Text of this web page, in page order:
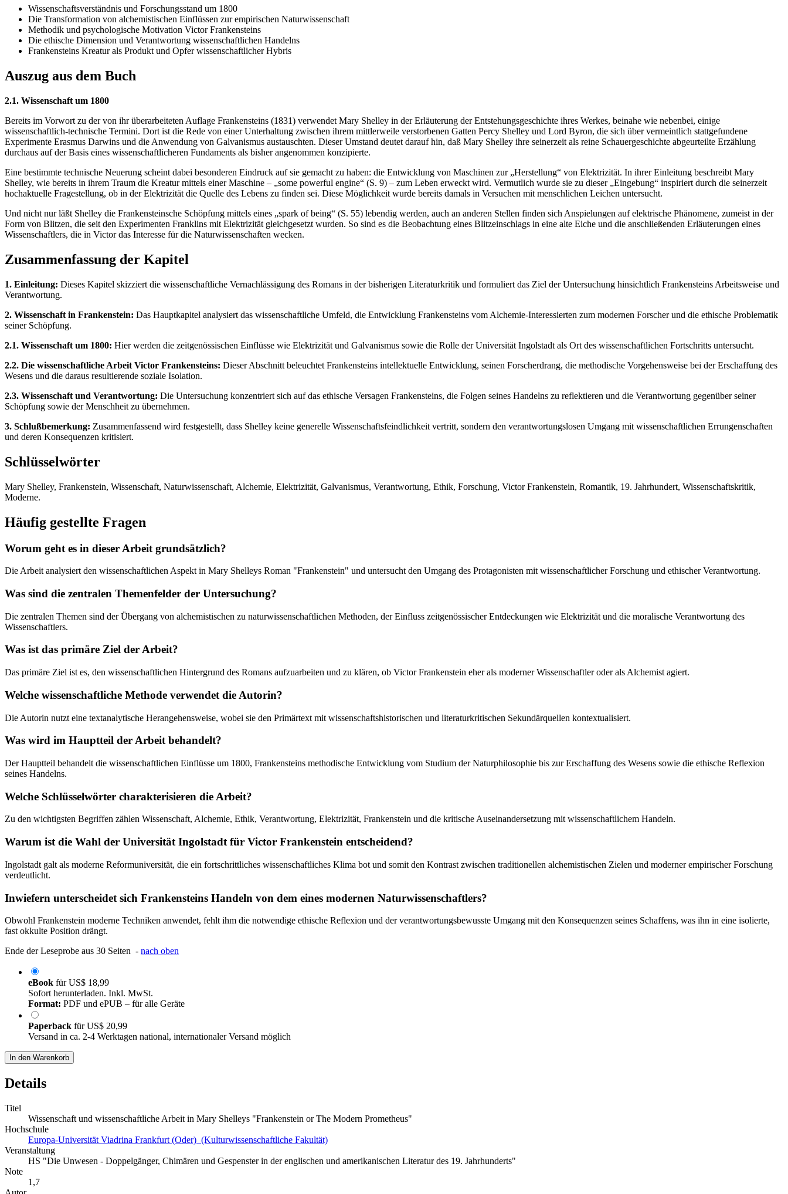
Wissenschaftsverständnis und Forschungsstand um 1800
Die Transformation von alchemistischen Einflüssen zur empirischen Naturwissenschaft
Methodik und psychologische Motivation Victor Frankensteins
Die ethische Dimension und Verantwortung wissenschaftlichen Handelns
Frankensteins Kreatur als Produkt und Opfer wissenschaftlicher Hybris
Auszug aus dem Buch
2.1. Wissenschaft um 1800
Bereits im Vorwort zu der von ihr überarbeiteten Auflage Frankensteins (1831) verwendet Mary Shelley in der Erläuterung der Entstehungsgeschichte ihres Werkes, beinahe wie nebenbei, einige
wissenschaftlich-technische Termini. Dort ist die Rede von einer Unterhaltung zwischen ihrem mittlerweile verstorbenen Gatten Percy Shelley und Lord Byron, die sich über vermeintlich stattgefundene
Experimente Erasmus Darwins und die Anwendung von Galvanismus austauschten. Dieser Umstand deutet darauf hin, daß Mary Shelley ihre seinerzeit als reine Schauergeschichte abgeurteilte Erzählung
durchaus auf der Basis eines wissenschaftlicheren Fundaments als bisher angenommen konzipierte.
Eine bestimmte technische Neuerung scheint dabei besonderen Eindruck auf sie gemacht zu haben: die Entwicklung von Maschinen zur „Herstellung“ von Elektrizität. In ihrer Einleitung beschreibt Mary
Shelley, wie bereits in ihrem Traum die Kreatur mittels einer Maschine – „some powerful engine“ (S. 9) – zum Leben erweckt wird. Vermutlich wurde sie zu dieser „Eingebung“ inspiriert durch die seinerzeit
hochaktuelle Fragestellung, ob in der Elektrizität die Quelle des Lebens zu finden sei. Diese Möglichkeit wurde bereits damals in Versuchen mit menschlichen Leichen untersucht.
Und nicht nur läßt Shelley die Frankensteinsche Schöpfung mittels eines „spark of being“ (S. 55) lebendig werden, auch an anderen Stellen finden sich Anspielungen auf elektrische Phänomene, zumeist in der
Form von Blitzen, die seit den Experimenten Franklins mit Elektrizität gleichgesetzt wurden. So sind es die Beobachtung eines Blitzeinschlags in eine alte Eiche und die anschließenden Erläuterungen eines
Wissenschaftlers, die in Victor das Interesse für die Naturwissenschaften wecken.
Zusammenfassung der Kapitel
1. Einleitung: Dieses Kapitel skizziert die wissenschaftliche Vernachlässigung des Romans in der bisherigen Literaturkritik und formuliert das Ziel der Untersuchung hinsichtlich Frankensteins Arbeitsweise und
Verantwortung.
2. Wissenschaft in Frankenstein: Das Hauptkapitel analysiert das wissenschaftliche Umfeld, die Entwicklung Frankensteins vom Alchemie-Interessierten zum modernen Forscher und die ethische Problematik
seiner Schöpfung.
2.1. Wissenschaft um 1800: Hier werden die zeitgenössischen Einflüsse wie Elektrizität und Galvanismus sowie die Rolle der Universität Ingolstadt als Ort des wissenschaftlichen Fortschritts untersucht.
2.2. Die wissenschaftliche Arbeit Victor Frankensteins: Dieser Abschnitt beleuchtet Frankensteins intellektuelle Entwicklung, seinen Forscherdrang, die methodische Vorgehensweise bei der Erschaffung des
Wesens und die daraus resultierende soziale Isolation.
2.3. Wissenschaft und Verantwortung: Die Untersuchung konzentriert sich auf das ethische Versagen Frankensteins, die Folgen seines Handelns zu reflektieren und die Verantwortung gegenüber seiner
Schöpfung sowie der Menschheit zu übernehmen.
3. Schlußbemerkung: Zusammenfassend wird festgestellt, dass Shelley keine generelle Wissenschaftsfeindlichkeit vertritt, sondern den verantwortungslosen Umgang mit wissenschaftlichen Errungenschaften
und deren Konsequenzen kritisiert.
Schlüsselwörter
Mary Shelley, Frankenstein, Wissenschaft, Naturwissenschaft, Alchemie, Elektrizität, Galvanismus, Verantwortung, Ethik, Forschung, Victor Frankenstein, Romantik, 19. Jahrhundert, Wissenschaftskritik,
Moderne.
Häufig gestellte Fragen
Worum geht es in dieser Arbeit grundsätzlich?
Die Arbeit analysiert den wissenschaftlichen Aspekt in Mary Shelleys Roman "Frankenstein" und untersucht den Umgang des Protagonisten mit wissenschaftlicher Forschung und ethischer Verantwortung.
Was sind die zentralen Themenfelder der Untersuchung?
Die zentralen Themen sind der Übergang von alchemistischen zu naturwissenschaftlichen Methoden, der Einfluss zeitgenössischer Entdeckungen wie Elektrizität und die moralische Verantwortung des
Wissenschaftlers.
Was ist das primäre Ziel der Arbeit?
Das primäre Ziel ist es, den wissenschaftlichen Hintergrund des Romans aufzuarbeiten und zu klären, ob Victor Frankenstein eher als moderner Wissenschaftler oder als Alchemist agiert.
Welche wissenschaftliche Methode verwendet die Autorin?
Die Autorin nutzt eine textanalytische Herangehensweise, wobei sie den Primärtext mit wissenschaftshistorischen und literaturkritischen Sekundärquellen kontextualisiert.
Was wird im Hauptteil der Arbeit behandelt?
Der Hauptteil behandelt die wissenschaftlichen Einflüsse um 1800, Frankensteins methodische Entwicklung vom Studium der Naturphilosophie bis zur Erschaffung des Wesens sowie die ethische Reflexion
seines Handelns.
Welche Schlüsselwörter charakterisieren die Arbeit?
Zu den wichtigsten Begriffen zählen Wissenschaft, Alchemie, Ethik, Verantwortung, Elektrizität, Frankenstein und die kritische Auseinandersetzung mit wissenschaftlichem Handeln.
Warum ist die Wahl der Universität Ingolstadt für Victor Frankenstein entscheidend?
Ingolstadt galt als moderne Reformuniversität, die ein fortschrittliches wissenschaftliches Klima bot und somit den Kontrast zwischen traditionellen alchemistischen Zielen und moderner empirischer Forschung
verdeutlicht.
Inwiefern unterscheidet sich Frankensteins Handeln von dem eines modernen Naturwissenschaftlers?
Obwohl Frankenstein moderne Techniken anwendet, fehlt ihm die notwendige ethische Reflexion und der verantwortungsbewusste Umgang mit den Konsequenzen seines Schaffens, was ihn in eine isolierte,
fast okkulte Position drängt.
Ende der Leseprobe aus 30 Seiten - nach oben
eBook fürUS$ 18,99
Sofort herunterladen. Inkl. MwSt.
Format: PDF und ePUB – für alle Geräte
Paperback fürUS$ 20,99
Versand in ca. 2-4 Werktagen national, internationaler Versand möglich
In den Warenkorb
Details
Titel
Wissenschaft und wissenschaftliche Arbeit in Mary Shelleys "Frankenstein or The Modern Prometheus"
Hochschule
Europa-Universität Viadrina Frankfurt (Oder) (Kulturwissenschaftliche Fakultät)
Veranstaltung
HS "Die Unwesen - Doppelgänger, Chimären und Gespenster in der englischen und amerikanischen Literatur des 19. Jahrhunderts"
Note
1,7